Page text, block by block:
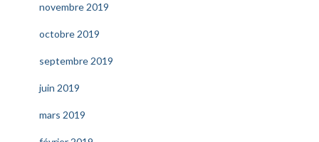
novembre 2019
octobre 2019
septembre 2019
juin 2019
mars 2019